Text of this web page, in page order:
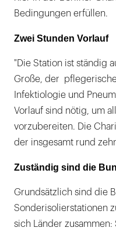
Bedingungen erfüllen.
Zwei Stunden Vorlauf
"Die Station ist ständig
Große, der
Infektiologie und
Vorlauf sind nötig, um
vorzubereiten. Die
der insgesamt rund
Zuständig sind die
Grundsätzlich sind die
Sonderisolierstationen
sich Länder